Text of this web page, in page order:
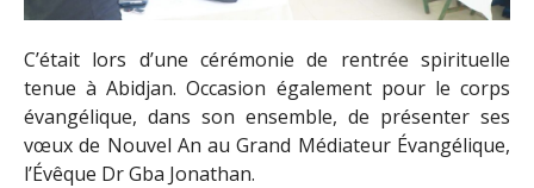
C’était lors d’une cérémonie de rentrée spirituelle
tenue à Abidjan. Occasion également pour le corps
évangélique, dans son ensemble, de présenter ses
vœux de Nouvel An au Grand Médiateur Évangélique,
l’Évêque Dr Gba Jonathan.